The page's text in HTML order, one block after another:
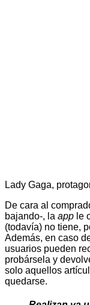
Lady Gaga,
De cara al
bajando-, la app le
(todavía) no tiene,
Además, en caso
usuarios pueden
probársela y
solo aquellos
quedarse.